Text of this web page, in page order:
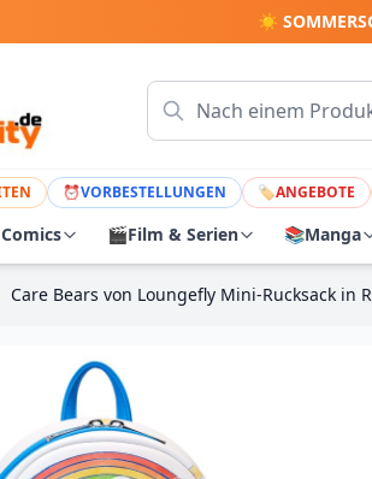
☀️
⏰VORBESTELLUNGEN 🏷ANGEBOTE
🎬Film & Serien 📚Manga
Care Bears von Loungefly Mini-Rucksack in